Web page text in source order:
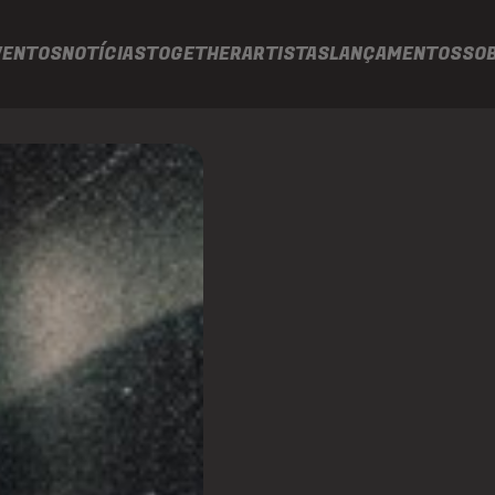
NOTÍCIASTOGETHERARTISTASLANÇAMENTOS